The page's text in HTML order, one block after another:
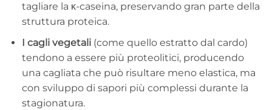
tagliare la κ-caseina, preservando gran parte della
struttura proteica.
I cagli vegetali(come quello estratto dal cardo)
tendono a essere più proteolitici, producendo
una cagliata che può risultare meno elastica, ma
con sviluppo di sapori più complessi durante la
stagionatura.